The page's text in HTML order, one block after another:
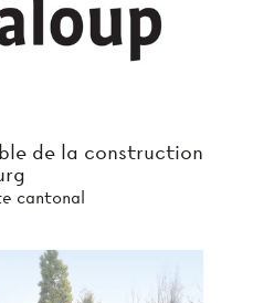
de la construction
cantonal